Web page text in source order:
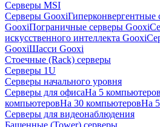
Серверы MSI
Серверы GooxiГиперконвергентные
GooxiПограничные серверы Gooxi
искусственного интеллекта Gooxi
GooxiШасси Gooxi
Стоечные (Rack) серверы
Серверы 1U
Серверы начального уровня
Серверы для офисаНа 5 компьютеров
компьютеровНа 30 компьютеровНа
Серверы для видеонаблюдения
Башенные (Tower) серверы